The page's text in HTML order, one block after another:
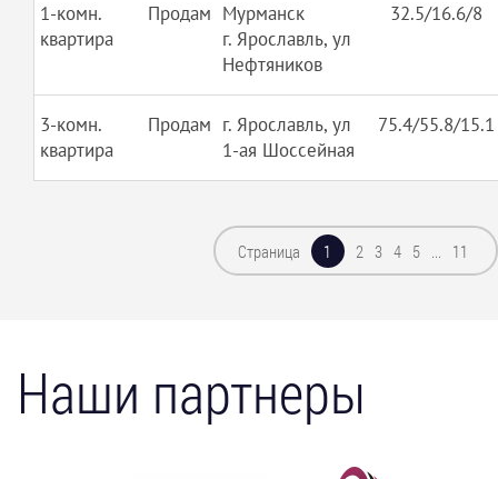
1-комн.
квартира
Продам Мурманск
г. Ярославль, ул
Нефтяников
32.5/16.6/8
3-комн.
квартира
Продам г. Ярославль, ул
1-ая Шоссейная
75.4/55.8/15.1
Страница 1 2 3 4 5 ... 11
Наши партнеры